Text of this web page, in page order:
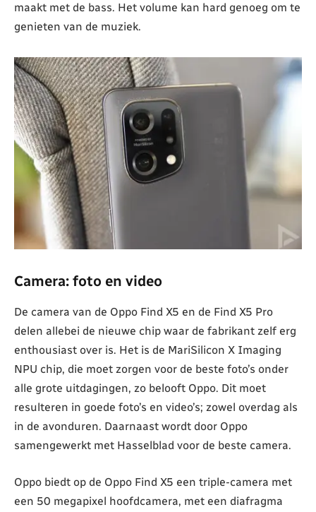
maakt met de bass. Het volume kan hard genoeg om te
genieten van de muziek.
Camera: foto en video
De camera van de Oppo Find X5 en de Find X5 Pro
delen allebei de nieuwe chip waar de fabrikant zelf erg
enthousiast over is. Het is de MariSilicon X Imaging
NPU chip, die moet zorgen voor de beste foto’s onder
alle grote uitdagingen, zo belooft Oppo. Dit moet
resulteren in goede foto’s en video’s; zowel overdag als
in de avonduren. Daarnaast wordt door Oppo
samengewerkt met Hasselblad voor de beste camera.
Oppo biedt op de Oppo Find X5 een triple-camera met
een 50 megapixel hoofdcamera, met een diafragma